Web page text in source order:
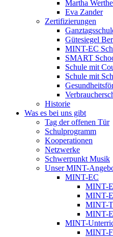
Martha
Eva Zander
Zertifizierungen
Gütesiegel
MINT-EC
SMART
Schule mit
Schule mit
Historie
Was es bei uns gibt
Tag der offenen Tür
Schulprogramm
Kooperationen
Netzwerke
Schwerpunkt Musik
Unser MINT-
MINT-EC
MINT-
MINT-
MINT-
MINT-
MINT-
MINT-